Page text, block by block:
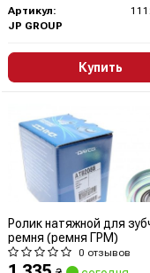
Артикул:
JP GROUP
Купить
Ролик натяжной для
ремня (ремня ГРМ)
0 отзывов